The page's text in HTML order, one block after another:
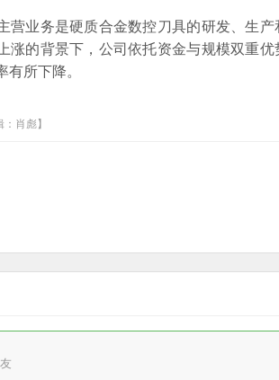
业务是硬质合金数控刀具的研发、生产
涨的背景下，公司依托资金与规模双重
所下降。
肖彪】